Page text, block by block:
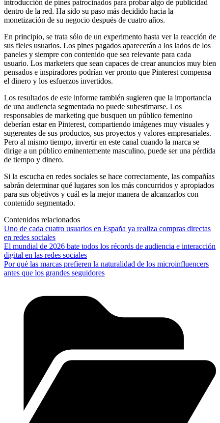
introducción de pines patrocinados para probar algo de publicidad
dentro de la red. Ha sido su paso más decidido hacia la
monetización de su negocio después de cuatro años.
En principio, se trata sólo de un experimento hasta ver la reacción de
sus fieles usuarios. Los pines pagados aparecerán a los lados de los
paneles y siempre con contenido que sea relevante para cada
usuario. Los marketers que sean capaces de crear anuncios muy bien
pensados e inspiradores podrían ver pronto que Pinterest compensa
el dinero y los esfuerzos invertidos.
Los resultados de este informe también sugieren que la importancia
de una audiencia segmentada no puede subestimarse. Los
responsables de marketing que busquen un público femenino
deberían estar en Pinterest, compartiendo imágenes muy visuales y
sugerentes de sus productos, sus proyectos y valores empresariales.
Pero al mismo tiempo, invertir en este canal cuando la marca se
dirige a un público eminentemente masculino, puede ser una pérdida
de tiempo y dinero.
Si la escucha en redes sociales se hace correctamente, las compañías
sabrán determinar qué lugares son los más concurridos y apropiados
para sus objetivos y cuál es la mejor manera de alcanzarlos con
contenido segmentado.
Contenidos relacionados
Uno de cada cuatro usuarios en España ya realiza compras directas
en redes sociales
El mundial de 2026 bate todos los récords de audiencia e interacción
digital en las redes sociales
Por qué las marcas prefieren la naturalidad de los microinfluencers
antes que los grandes seguidores